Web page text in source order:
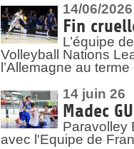
14/06/2026
Fin
L’équipe
Volleyball Nations
l’Allemagne au
14 juin 26
Madec
Paravolley
avec l'Equipe de